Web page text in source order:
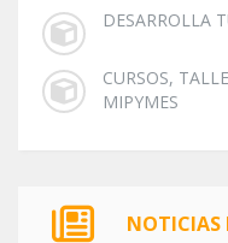
DESARROLLA
CURSOS,
MIPYMES
NOTICIAS